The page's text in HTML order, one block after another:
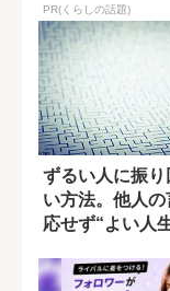
PR(くらしの話題)
ずるい人に振り
い方法。他人の
応せず“よい人